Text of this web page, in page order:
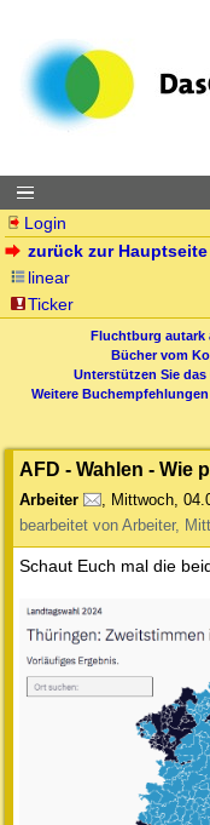
Login
zurück zur Hauptseite
linear
Ticker
Fluchtburg autark
Bücher vom
Unterstützen Sie das
Weitere Buchempfehlungen
AFD - Wahlen - Wie
Arbeiter , Mittwoch,
bearbeitet von Arbeiter,
Schaut Euch mal die